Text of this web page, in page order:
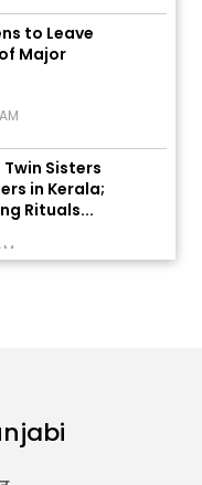
to Leave
Major
Sisters
in Kerala;
Rituals...
Pakhtunkhwa: